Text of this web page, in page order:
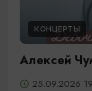
КОНЦЕРТЫ
Алексей
25.09.2026